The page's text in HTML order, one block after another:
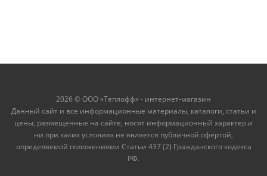
2026 © ООО «Теплофф» - интернет-магазин
Данный сайт и все информационные материалы, каталоги, статьи и
цены, размещенные на сайте, носят информационный характер и
ни при каких условиях не является публичной офертой,
определяемой положениями Статьи 437 (2) Гражданского кодекса
РФ.